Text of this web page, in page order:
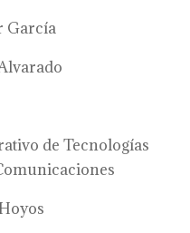
de Tecnologías